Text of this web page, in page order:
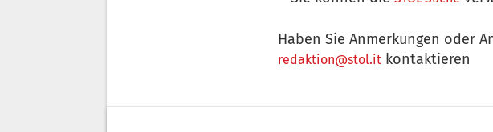
Haben Sie Anmerkungen oder
redaktion@stol.it kontaktieren